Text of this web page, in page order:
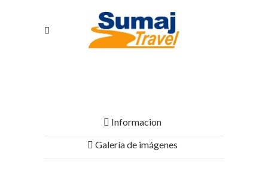
Informacion
Galería de imágenes